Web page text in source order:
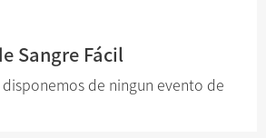
Sangre Fácil
de ningun evento de